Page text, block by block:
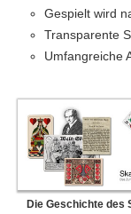
Gespielt wird
Transparente
Umfangreiche
Die Geschichte des